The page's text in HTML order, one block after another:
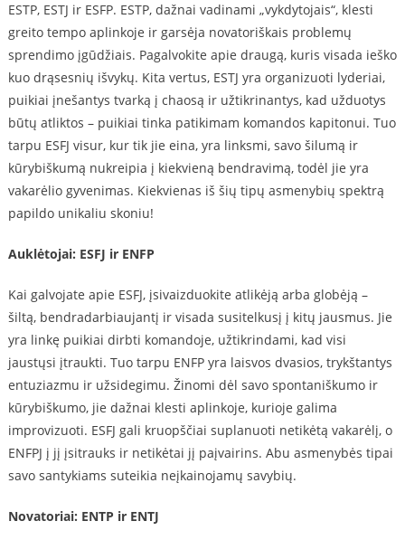
ESTP, ESTJ ir ESFP. ESTP, dažnai vadinami „vykdytojais“, klesti
greito tempo aplinkoje ir garsėja novatoriškais problemų
sprendimo įgūdžiais. Pagalvokite apie draugą, kuris visada ieško
kuo drąsesnių išvykų. Kita vertus, ESTJ yra organizuoti lyderiai,
puikiai įnešantys tvarką į chaosą ir užtikrinantys, kad užduotys
būtų atliktos – puikiai tinka patikimam komandos kapitonui. Tuo
tarpu ESFJ visur, kur tik jie eina, yra linksmi, savo šilumą ir
kūrybiškumą nukreipia į kiekvieną bendravimą, todėl jie yra
vakarėlio gyvenimas. Kiekvienas iš šių tipų asmenybių spektrą
papildo unikaliu skoniu!
Auklėtojai: ESFJ ir ENFP
Kai galvojate apie ESFJ, įsivaizduokite atlikėją arba globėją –
šiltą, bendradarbiaujantį ir visada susitelkusį į kitų jausmus. Jie
yra linkę puikiai dirbti komandoje, užtikrindami, kad visi
jaustųsi įtraukti. Tuo tarpu ENFP yra laisvos dvasios, trykštantys
entuziazmu ir užsidegimu. Žinomi dėl savo spontaniškumo ir
kūrybiškumo, jie dažnai klesti aplinkoje, kurioje galima
improvizuoti. ESFJ gali kruopščiai suplanuoti netikėtą vakarėlį, o
ENFPJ į jį įsitrauks ir netikėtai jį paįvairins. Abu asmenybės tipai
savo santykiams suteikia neįkainojamų savybių.
Novatoriai: ENTP ir ENTJ